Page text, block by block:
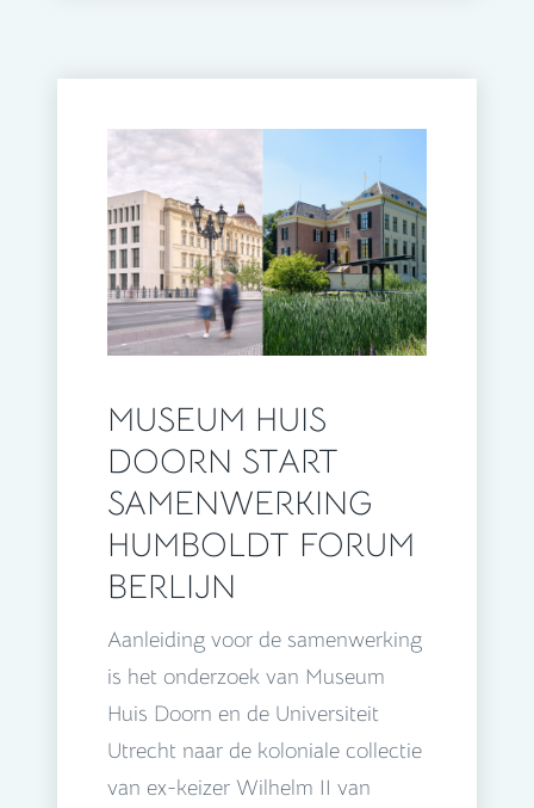
MUSEUM HUIS
DOORN START
SAMENWERKING
HUMBOLDT FORUM
BERLIJN
Aanleiding voor de samenwerking
is het onderzoek van Museum
Huis Doorn en de Universiteit
Utrecht naar de koloniale collectie
van ex-keizer Wilhelm II van